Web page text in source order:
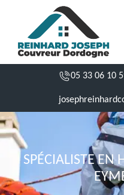
05 33 06 10
SPÉCIALISTE EN